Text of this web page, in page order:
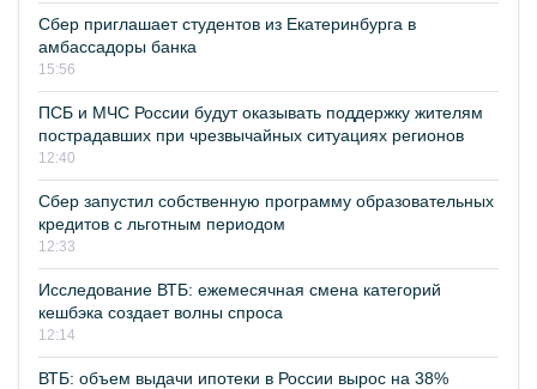
Сбер приглашает студентов из Екатеринбурга в
амбассадоры банка
15:56
ПСБ и МЧС России будут оказывать поддержку жителям
пострадавших при чрезвычайных ситуациях регионов
12:40
Сбер запустил собственную программу образовательных
кредитов с льготным периодом
12:33
Исследование ВТБ: ежемесячная смена категорий
кешбэка создает волны спроса
12:14
ВТБ: объем выдачи ипотеки в России вырос на 38%